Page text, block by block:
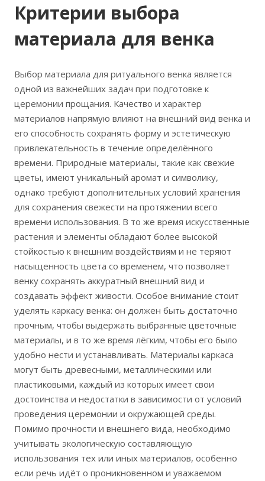
Критерии выбора
материала для венка
Выбор материала для ритуального венка является
одной из важнейших задач при подготовке к
церемонии прощания. Качество и характер
материалов напрямую влияют на внешний вид венка и
его способность сохранять форму и эстетическую
привлекательность в течение определённого
времени. Природные материалы, такие как свежие
цветы, имеют уникальный аромат и символику,
однако требуют дополнительных условий хранения
для сохранения свежести на протяжении всего
времени использования. В то же время искусственные
растения и элементы обладают более высокой
стойкостью к внешним воздействиям и не теряют
насыщенность цвета со временем, что позволяет
венку сохранять аккуратный внешний вид и
создавать эффект живости. Особое внимание стоит
уделять каркасу венка: он должен быть достаточно
прочным, чтобы выдержать выбранные цветочные
материалы, и в то же время лёгким, чтобы его было
удобно нести и устанавливать. Материалы каркаса
могут быть древесными, металлическими или
пластиковыми, каждый из которых имеет свои
достоинства и недостатки в зависимости от условий
проведения церемонии и окружающей среды.
Помимо прочности и внешнего вида, необходимо
учитывать экологическую составляющую
использования тех или иных материалов, особенно
если речь идёт о проникновенном и уважаемом